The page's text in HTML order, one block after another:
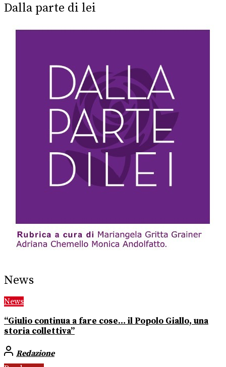
Dalla parte di lei
News
News
“Giulio continua a fare cose… il Popolo Giallo, una
storia collettiva”
Redazione